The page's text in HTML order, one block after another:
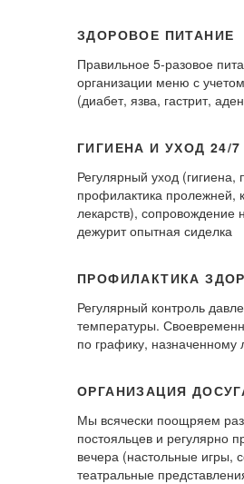
ЗДОРОВОЕ ПИТАНИЕ
Правильное 5-разовое
организации меню с
(диабет, язва, гастрит,
ГИГИЕНА И УХОД 24/7
Регулярный уход
профилактика пролежней,
лекарств), сопровождение
дежурит опытная сиделка
ПРОФИЛАКТИКА
Регулярный контроль
температуры.
по графику,
ОРГАНИЗАЦИЯ
Мы всячески поощряем
постояльцев и регулярно
вечера (настольные игры,
театральные